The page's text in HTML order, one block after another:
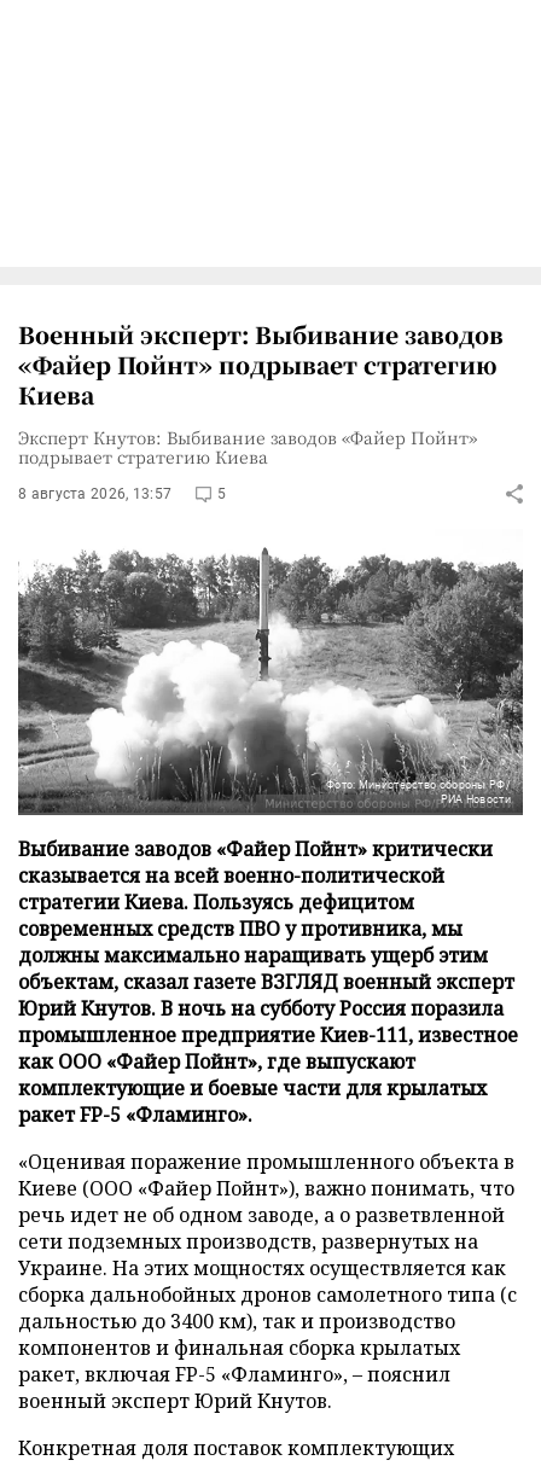
Военный эксперт: Выбивание заводов
«Файер Пойнт» подрывает стратегию
Киева
Эксперт Кнутов: Выбивание заводов «Файер Пойнт»
подрывает стратегию Киева
8 августа 2026, 13:57 5
Фото: Министерство обороны РФ/
РИА Новости
Выбивание заводов «Файер Пойнт» критически
сказывается на всей военно-политической
стратегии Киева. Пользуясь дефицитом
современных средств ПВО у противника, мы
должны максимально наращивать ущерб этим
объектам, сказал газете ВЗГЛЯД военный эксперт
Юрий Кнутов. В ночь на субботу Россия поразила
промышленное предприятие Киев-111, известное
как ООО «Файер Пойнт», где выпускают
комплектующие и боевые части для крылатых
ракет FP-5 «Фламинго».
«Оценивая поражение промышленного объекта в
Киеве (ООО «Файер Пойнт»), важно понимать, что
речь идет не об одном заводе, а о разветвленной
сети подземных производств, развернутых на
Украине. На этих мощностях осуществляется как
сборка дальнобойных дронов самолетного типа (с
дальностью до 3400 км), так и производство
компонентов и финальная сборка крылатых
ракет, включая FP-5 «Фламинго», – пояснил
военный эксперт Юрий Кнутов.
Конкретная доля поставок комплектующих